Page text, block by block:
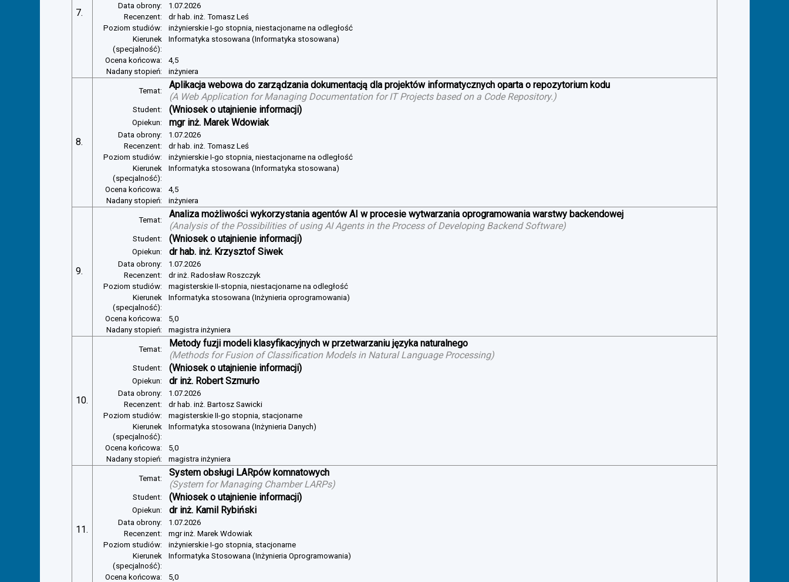
7.
Data obrony:
1.07.2026
Recenzent:
dr hab. inż. Tomasz Leś
Poziom studiów:
inżynierskie I-go stopnia, niestacjonarne na odległość
Kierunek
(specjalność):
Informatyka stosowana (Informatyka stosowana)
Ocena końcowa:
4,5
Nadany stopień:
inżyniera
8.
Temat:
Aplikacja webowa do zarządzania dokumentacją dla projektów informatycznych oparta o repozytorium kodu
(A Web Application for Managing Documentation for IT Projects based on a Code Repository. )
Student: (Wniosek o utajnienie informacji)
Opiekun: mgr inż. Marek Wdowiak
Data obrony:
1.07.2026
Recenzent:
dr hab. inż. Tomasz Leś
Poziom studiów:
inżynierskie I-go stopnia, niestacjonarne na odległość
Kierunek
(specjalność):
Informatyka stosowana (Informatyka stosowana)
Ocena końcowa:
4,5
Nadany stopień:
inżyniera
9.
Temat:
Analiza możliwości wykorzystania agentów AI w procesie wytwarzania oprogramowania warstwy backendowej
(Analysis of the Possibilities of using AI Agents in the Process of Developing Backend Software)
Student: (Wniosek o utajnienie informacji)
Opiekun: dr hab. inż. Krzysztof Siwek
Data obrony:
1.07.2026
Recenzent:
dr inż. Radosław Roszczyk
Poziom studiów:
magisterskie II-stopnia, niestacjonarne na odległość
Kierunek
(specjalność):
Informatyka stosowana (Inżynieria oprogramowania)
Ocena końcowa:
5,0
Nadany stopień:
magistra inżyniera
10.
Temat:
Metody fuzji modeli klasyfikacyjnych w przetwarzaniu języka naturalnego
(Methods for Fusion of Classification Models in Natural Language Processing)
Student: (Wniosek o utajnienie informacji)
Opiekun: dr inż. Robert Szmurło
Data obrony:
1.07.2026
Recenzent:
dr hab. inż. Bartosz Sawicki
Poziom studiów:
magisterskie II-go stopnia, stacjonarne
Kierunek
(specjalność):
Informatyka stosowana (Inżynieria Danych)
Ocena końcowa:
5,0
Nadany stopień:
magistra inżyniera
11.
Temat:
System obsługi LARpów komnatowych
(System for Managing Chamber LARPs)
Student: (Wniosek o utajnienie informacji)
Opiekun: dr inż. Kamil Rybiński
Data obrony:
1.07.2026
Recenzent:
mgr inż. Marek Wdowiak
Poziom studiów:
inżynierskie I-go stopnia, stacjonarne
Kierunek
(specjalność):
Informatyka Stosowana (Inżynieria Oprogramowania)
Ocena końcowa:
5,0